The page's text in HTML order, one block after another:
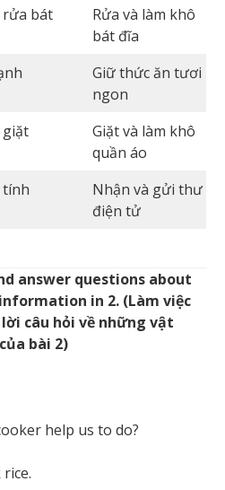
rửa bát
Rửa và làm khô
bát đĩa
Giữ thức ăn tươi
ngon
giặt
Giặt và làm khô
quần áo
tính
Nhận và gửi thư
điện tử
answer questions about
in 2. (Làm việc
câu hỏi về những vật
bài 2)
help us to do?